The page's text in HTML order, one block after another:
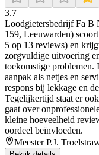
3.7
Loodgietersbedrijf Fa B
159, Leeuwarden)
5 op 13 reviews) en
zorgvuldige uitvoering
toekomstige problemen.
aanpak als netjes en
respons bij lekkage en
Tegelijkertijd staat er
gaat over
kleine hoeveelheid
oordeel beïnvloeden.
Meester P.J.